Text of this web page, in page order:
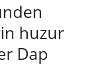
huzur
Dap